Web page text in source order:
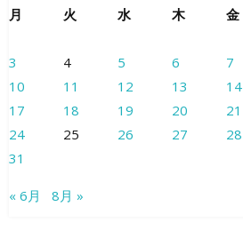
月
火 水 木 金
3
4 5 6 7
10
11 12 13 14
17
18 19 20 21
24
25 26 27 28
31
« 6月 8月 »